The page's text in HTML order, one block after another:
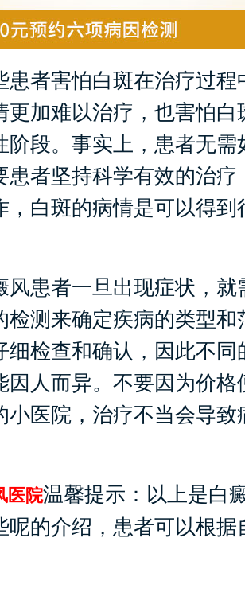
者害怕白斑在治疗过程
更加难以治疗，也害怕白
阶段。事实上，患者无需
患者坚持科学有效的治疗
，白斑的病情是可以得到
患者一旦出现症状，就
检测来确定疾病的类型和
细检查和确认，因此不同
因人而异。不要因为价格
小医院，治疗不当会导致
医院温馨提示：以上是白
呢的介绍，患者可以根据